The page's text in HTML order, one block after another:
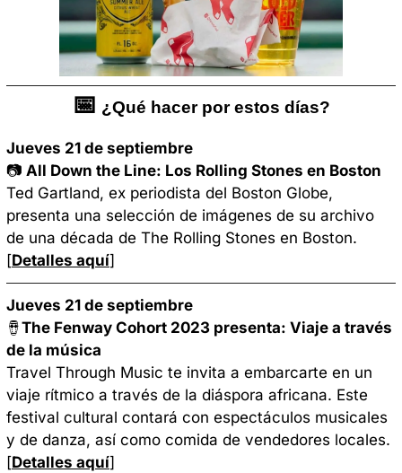
📅 ¿Qué hacer por estos días?
Jueves 21 de septiembre
📷 All Down the Line: Los Rolling Stones en Boston
Ted Gartland, ex periodista del Boston Globe,
presenta una selección de imágenes de su archivo
[Detalles aquí]
Jueves 21 de septiembre
🪘The Fenway Cohort 2023 presenta: Viaje a través
de la música
Travel Through Music te invita a embarcarte en un
viaje rítmico a través de la diáspora africana. Este
festival cultural contará con espectáculos musicales
[Detalles aquí]